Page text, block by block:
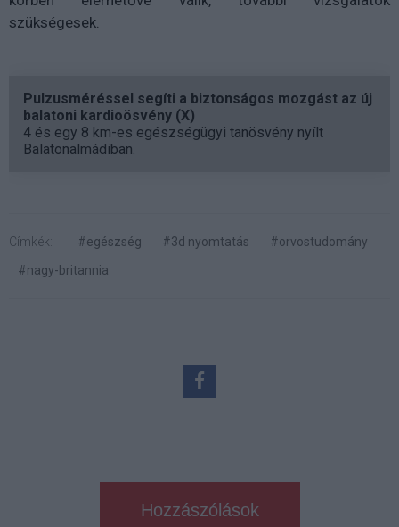
szükségesek.
Pulzusméréssel segíti a biztonságos mozgást az új
balatoni kardioösvény (X)
4 és egy 8 km-es egészségügyi tanösvény nyílt
Balatonalmádiban.
Címkék: #egészség #3d nyomtatás
#orvostudomány
#nagy-britannia
Hozzászólások